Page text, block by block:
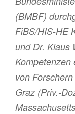
(BMBF)
FiBS/HIS-HE
und Dr. Klaus
Kompetenzen
von
Graz (Priv.-